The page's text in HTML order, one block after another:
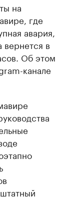
на
где
авария,
в
Об этом
канале